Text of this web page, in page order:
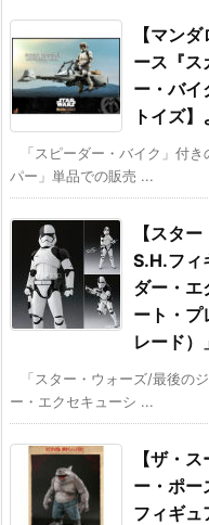
【マン
ース『ス
ー・バイ
トイズ
「スピーダー・バイク」付
パー」単品での販売 ...
【スタ
S.H.フィ
ダー・エ
ート・プ
レード）
「スター・ウォーズ/最後の
ー・エクセキューシ ...
【ザ・
ー・ポー
フィギ